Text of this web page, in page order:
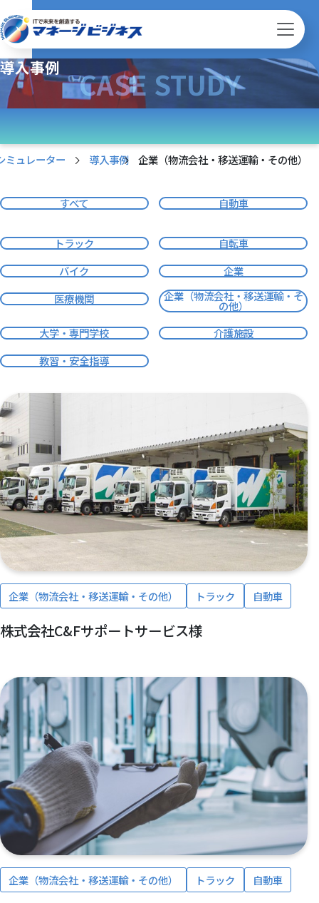
導入事例 CASE STUDY
ミュレーター 導入事例 企業（物流会社・移送運輸・その他）
すべて 自動車
トラック
自転車
バイク
企業
医療機関
企業（物流会社・移送運輸・そ
の他）
大学・専門学校
介護施設
教習・安全指導
企業（物流会社・移送運輸・その他） トラック 自動車
株式会社C&Fサポートサービス様
企業（物流会社・移送運輸・その他） トラック 自動車